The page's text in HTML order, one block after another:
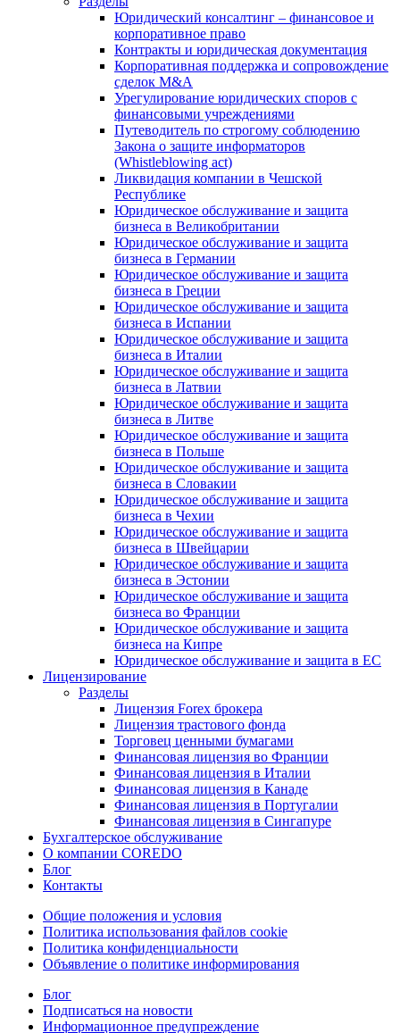
Юридический консалтинг – финансовое и
корпоративное право
Контракты и юридическая документация
Корпоративная поддержка и сопровождение
сделок M&A
Урегулирование юридических споров с
финансовыми учреждениями
Путеводитель по строгому соблюдению
Закона о защите информаторов
(Whistleblowing act)
Ликвидация компании в Чешской
Республике
Юридическое обслуживание и защита
бизнеса в Великобритании
Юридическое обслуживание и защита
бизнеса в Германии
Юридическое обслуживание и защита
бизнеса в Греции
Юридическое обслуживание и защита
бизнеса в Испании
Юридическое обслуживание и защита
бизнеса в Италии
Юридическое обслуживание и защита
бизнеса в Латвии
Юридическое обслуживание и защита
бизнеса в Литве
Юридическое обслуживание и защита
бизнеса в Польше
Юридическое обслуживание и защита
бизнеса в Словакии
Юридическое обслуживание и защита
бизнеса в Чехии
Юридическое обслуживание и защита
бизнеса в Швейцарии
Юридическое обслуживание и защита
бизнеса в Эстонии
Юридическое обслуживание и защита
бизнеса во Франции
Юридическое обслуживание и защита
бизнеса на Кипре
Юридическое обслуживание и защита в ЕС
Лицензирование
Разделы
Лицензия Forex брокера
Лицензия трастового фонда
Торговец ценными бумагами
Финансовая лицензия во Франции
Финансовая лицензия в Италии
Финансовая лицензия в Канаде
Финансовая лицензия в Португалии
Финансовая лицензия в Сингапуре
Бухгалтерское обслуживание
О компании COREDO
Блог
Контакты
Общие положения и условия
Политика использования файлов cookie
Политика конфиденциальности
Объявление о политике информирования
Блог
Подписаться на новости
Информационное предупреждение